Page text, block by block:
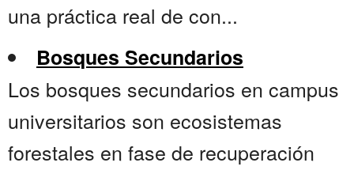
una práctica real de con...
Bosques Secundarios
Los bosques secundarios en campus
universitarios son ecosistemas
forestales en fase de recuperación